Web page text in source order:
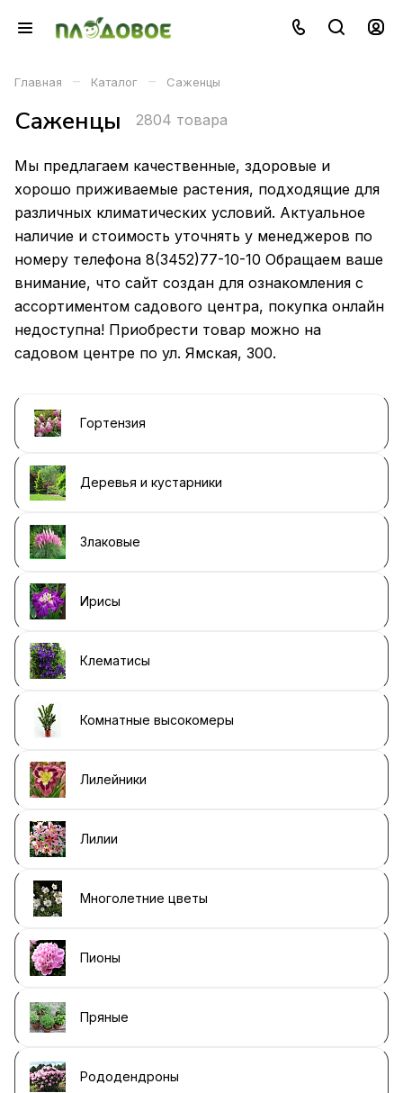
Главная – Каталог – Саженцы
Саженцы 2804 товара
Мы предлагаем качественные, здоровые и
хорошо приживаемые растения, подходящие для
различных климатических условий. Актуальное
наличие и стоимость уточнять у менеджеров по
номеру телефона 8(3452)77-10-10 Обращаем ваше
внимание, что сайт создан для ознакомления с
ассортиментом садового центра, покупка онлайн
недоступна! Приобрести товар можно на
садовом центре по ул. Ямская, 300.
Гортензия
Деревья и кустарники
Злаковые
Ирисы
Клематисы
Комнатные высокомеры
Лилейники
Лилии
Многолетние цветы
Пионы
Пряные
Рододендроны